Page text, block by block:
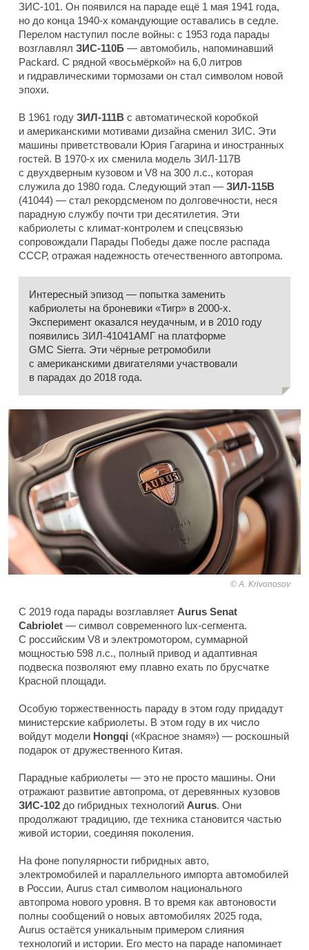
ЗИС-101. Он появился на параде ещё 1 мая 1941 года,
но до конца 1940-х командующие оставались в седле.
Перелом наступил после войны: с 1953 года парады
возглавлял ЗИС-110Б — автомобиль, напоминавший
Packard. С рядной «восьмёркой» на 6,0 литров
и гидравлическими тормозами он стал символом новой
эпохи.
В 1961 году ЗИЛ-111В с автоматической коробкой
и американскими мотивами дизайна сменил ЗИС. Эти
машины приветствовали Юрия Гагарина и иностранных
гостей. В 1970-х их сменила модель ЗИЛ-117В
с двухдверным кузовом и V8 на 300 л.с., которая
служила до 1980 года. Следующий этап — ЗИЛ-115В
(41044) — стал рекордсменом по долговечности, неся
парадную службу почти три десятилетия. Эти
кабриолеты с климат-контролем и спецсвязью
сопровождали Парады Победы даже после распада
СССР, отражая надежность отечественного автопрома.
Интересный эпизод — попытка заменить
кабриолеты на броневики «Тигр» в 2000-х.
Эксперимент оказался неудачным, и в 2010 году
появились ЗИЛ-41041АМГ на платформе
GMC Sierra. Эти чёрные ретромобили
с американскими двигателями участвовали
в парадах до 2018 года.
A. Krivonosov
С 2019 года парады возглавляет Aurus Senat
Cabriolet — символ современного lux-сегмента.
С российским V8 и электромотором, суммарной
мощностью 598 л.с., полный привод и адаптивная
подвеска позволяют ему плавно ехать по брусчатке
Красной площади.
Особую торжественность параду в этом году придадут
министерские кабриолеты. В этом году в их число
войдут модели Hongqi («Красное знамя») — роскошный
подарок от дружественного Китая.
Парадные кабриолеты — это не просто машины. Они
отражают развитие автопрома, от деревянных кузовов
ЗИС-102 до гибридных технологий Aurus. Они
продолжают традицию, где техника становится частью
живой истории, соединяя поколения.
На фоне популярности гибридных авто,
электромобилей и параллельного импорта автомобилей
в России, Aurus стал символом национального
автопрома нового уровня. В то время как автоновости
полны сообщений о новых автомобилях 2025 года,
Aurus остаётся уникальным примером слияния
технологий и истории. Его место на параде напоминает